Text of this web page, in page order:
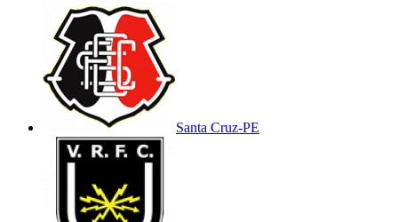
Santa Cruz-PE